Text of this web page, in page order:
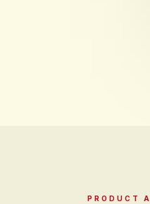
PRODUCT